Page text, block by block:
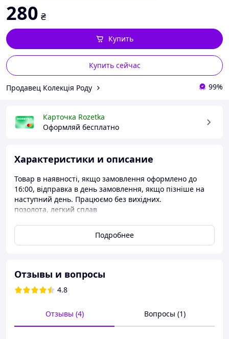
280 ₴
Купить сейчас
Купить
Продавец Колекція Роду 99%
Карточка Rozetka
Оформляй бесплатно
Характеристики и описание
Товар в наявності, якщо замовлення оформлено до
16:00, відправка в день замовлення, якщо пізніше на
наступний день. Працюємо без вихідних.
позолота, легкий сплав
Подробнее
Отзывы и вопросы
4.8
Отзывы (4) Вопросы (1)